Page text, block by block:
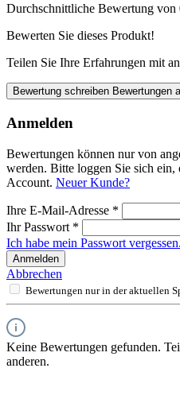
Durchschnittliche Bewertung von
Bewerten Sie dieses Produkt!
Teilen Sie Ihre Erfahrungen mit
Bewertung schreiben Bewertungen
Anmelden
Bewertungen können nur von
werden. Bitte loggen Sie sich ein,
Account. Neuer Kunde?
Ihre E-Mail-Adresse *
Ihr Passwort *
Ich habe mein Passwort vergessen.
Anmelden
Abbrechen
Bewertungen nur in der aktuellen
Keine Bewertungen gefunden.
anderen.